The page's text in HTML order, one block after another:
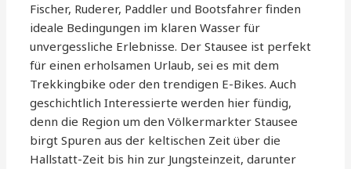
Fischer, Ruderer, Paddler und Bootsfahrer finden
ideale Bedingungen im klaren Wasser für
unvergessliche Erlebnisse. Der Stausee ist perfekt
für einen erholsamen Urlaub, sei es mit dem
Trekkingbike oder den trendigen E-Bikes. Auch
geschichtlich Interessierte werden hier fündig,
denn die Region um den Völkermarkter Stausee
birgt Spuren aus der keltischen Zeit über die
Hallstatt-Zeit bis hin zur Jungsteinzeit, darunter